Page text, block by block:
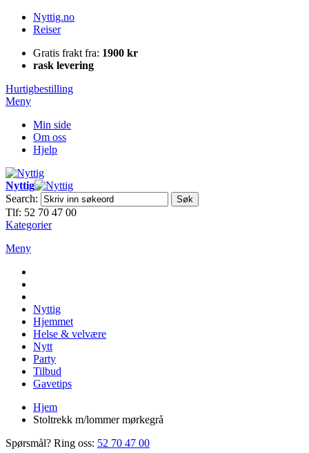
Nyttig.no
Reiser
Gratis frakt fra: 1900 kr
rask levering
Hurtigbestilling
Meny
Min side
Om oss
Hjelp
Nyttig
Search:
Søk
Tlf: 52 70 47 00
Kategorier
Meny
Nyttig
Hjemmet
Helse & velvære
Nytt
Party
Tilbud
Gavetips
Hjem
Stoltrekk m/lommer mørkegrå
Spørsmål? Ring oss: 52 70 47 00